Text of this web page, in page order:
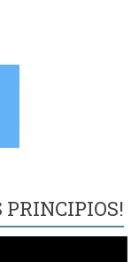
PRINCIPIOS!